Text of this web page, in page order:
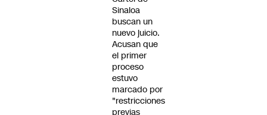
Sinaloa
buscan un
nuevo juicio.
Acusan que
el primer
proceso
estuvo
marcado por
"restricciones
previas